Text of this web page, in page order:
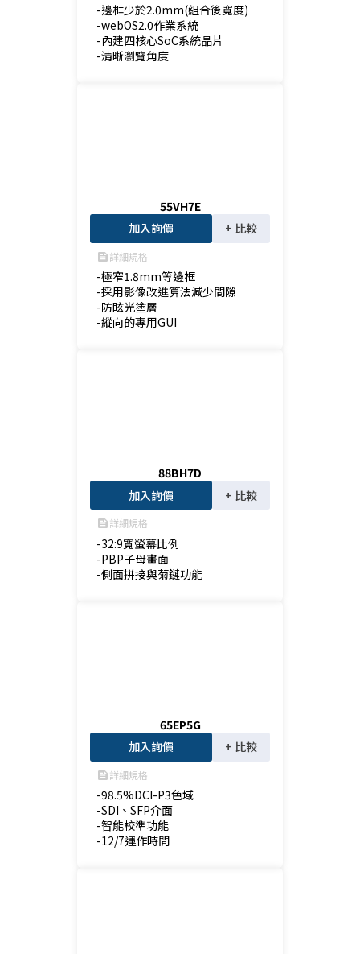
-邊框少於2.0mm(組合後寬度)
-webOS2.0作業系統
-內建四核心SoC系統晶片
-清晰瀏覽角度
55VH7E
加入詢價
+ 比較
feed詳細規格
-極窄1.8mm等邊框
-採用影像改進算法減少間隙
-防眩光塗層
-縱向的專用GUI
88BH7D
加入詢價
+ 比較
feed詳細規格
-32:9寬螢幕比例
-PBP子母畫面
-側面拼接與菊鏈功能
65EP5G
加入詢價
+ 比較
feed詳細規格
-98.5%DCI-P3色域
-SDI、SFP介面
-智能校準功能
-12/7運作時間